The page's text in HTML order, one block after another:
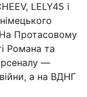
LELY45 і
На Протасовому
Романа та
—
а на ВДНГ